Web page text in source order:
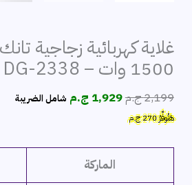
1500 وات – DG-2338
2,199ج.مالسعر
1,929 ج.م السعر
شامل الضريبة
هَتُوفِّرُ270ج.م
الماركة